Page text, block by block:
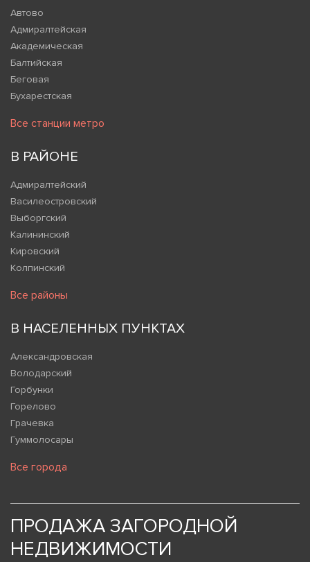
Автово
Адмиралтейская
Академическая
Балтийская
Беговая
Бухарестская
Все станции метро
В РАЙОНЕ
Адмиралтейский
Василеостровский
Выборгский
Калининский
Кировский
Колпинский
Все районы
В НАСЕЛЕННЫХ ПУНКТАХ
Александровская
Володарский
Горбунки
Горелово
Грачевка
Гуммолосары
Все города
ПРОДАЖА ЗАГОРОДНОЙ
НЕДВИЖИМОСТИ